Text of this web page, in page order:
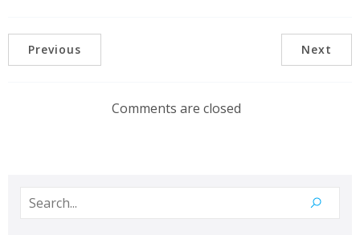
Previous Next
Comments are closed